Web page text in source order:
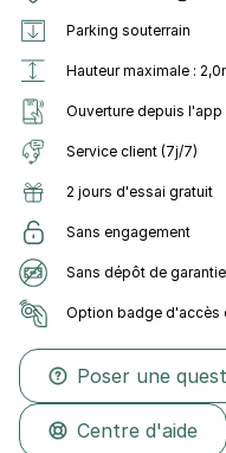
Parking souterrain
Hauteur maximale :
Ouverture depuis l'app
Service client (7j/7)
2 jours d'essai gratuit
Sans engagement
Sans dépôt de garantie
Option badge d'accès
Poser une
Centre d'aide